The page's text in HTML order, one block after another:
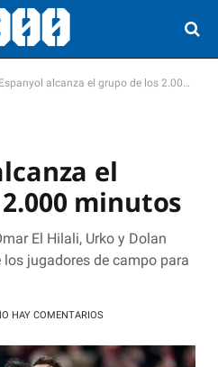
alcanza el grupo de los 2.000 minutos
el
minutos
El Hilali, Urko y Dolan
jugadores de campo para
HAY COMENTARIOS